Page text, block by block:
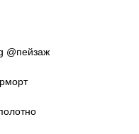
@пейзаж